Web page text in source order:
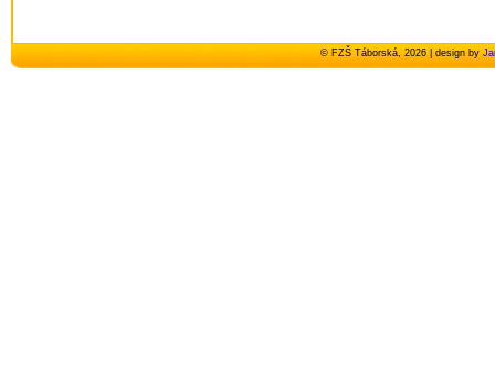
© FZŠ Táborská, 2026 | design by